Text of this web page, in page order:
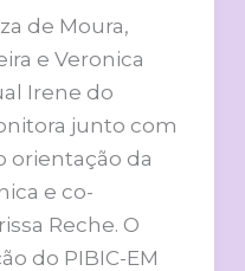
de Moura,
e Veronica
Irene do
junto com
orientação da
e co-
Reche. O
do PIBIC-EM